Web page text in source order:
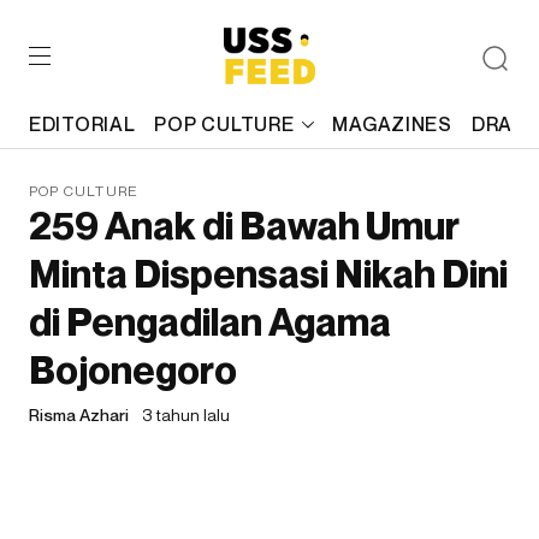
EDITORIAL POP CULTURE MAGAZINES
POP CULTURE
259 Anak di Bawah Umur
Minta Dispensasi Nikah Dini
di Pengadilan Agama
Bojonegoro
Risma Azhari 3 tahun lalu